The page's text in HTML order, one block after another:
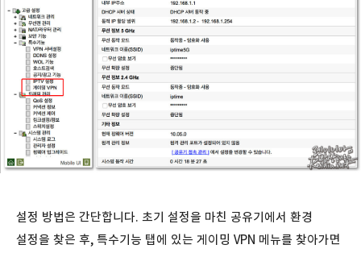
설정 방법은 간단합니다. 초기 설정을 마친 공유기에서 환경
설정을 찾은 후, 특수기능 탭에 있는 게이밍 VPN 메뉴를 찾아가면